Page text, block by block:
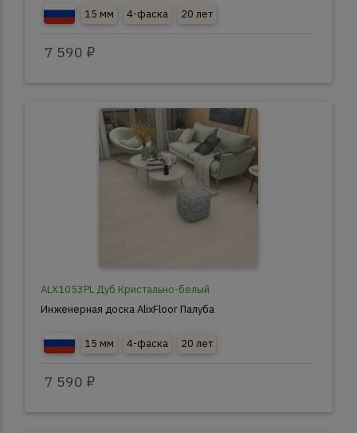
15 мм 4-фаска 20 лет
7 590 ₽
ALX1053PL Дуб Кристально-белый
Инженерная доска AlixFloor Палуба
15 мм 4-фаска 20 лет
7 590 ₽